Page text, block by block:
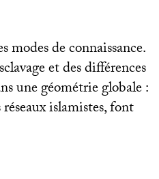
de connaissance.
et des différences
une géométrie globale :
islamistes, font